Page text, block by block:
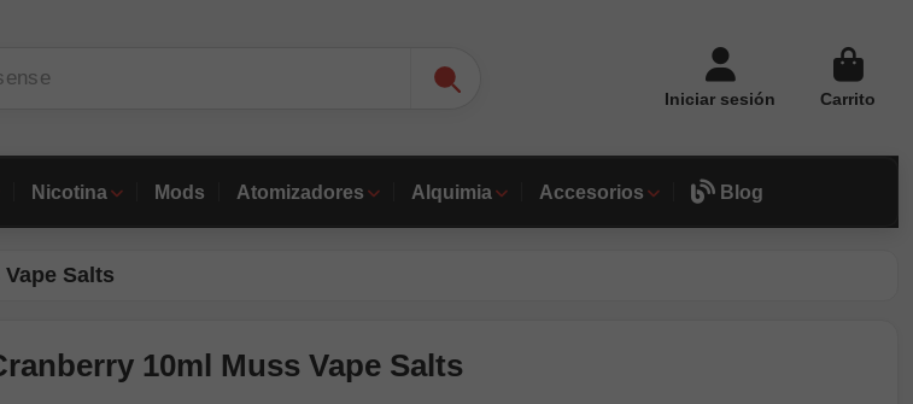
Iniciar sesión Carrito
Nicotina Mods Atomizadores Alquimia Accesorios Blog
Salts
10ml Muss Vape Salts